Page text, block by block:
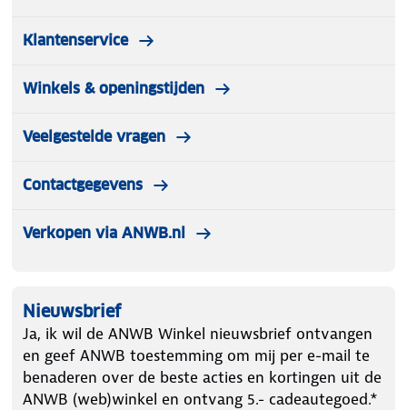
Klantenservice
Winkels & openingstijden
Veelgestelde vragen
Contactgegevens
Verkopen via ANWB.nl
Nieuwsbrief
Ja, ik wil de ANWB Winkel nieuwsbrief ontvangen
en geef ANWB toestemming om mij per e-mail te
benaderen over de beste acties en kortingen uit de
ANWB (web)winkel en ontvang 5.- cadeautegoed.*